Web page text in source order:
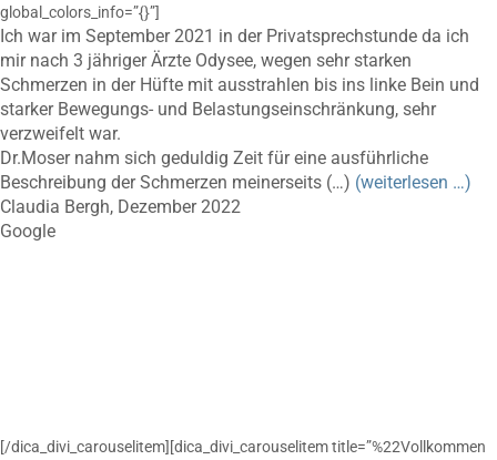
global_colors_info=”{}”]
Ich war im September 2021 in der Privatsprechstunde da ich
mir nach 3 jähriger Ärzte Odysee, wegen sehr starken
Schmerzen in der Hüfte mit ausstrahlen bis ins linke Bein und
starker Bewegungs- und Belastungseinschränkung, sehr
verzweifelt war.
Dr.Moser nahm sich geduldig Zeit für eine ausführliche
Beschreibung der Schmerzen meinerseits (…) (weiterlesen …)
Claudia Bergh, Dezember 2022
Google
[/dica_divi_carouselitem][dica_divi_carouselitem title=”%22Vollkommen